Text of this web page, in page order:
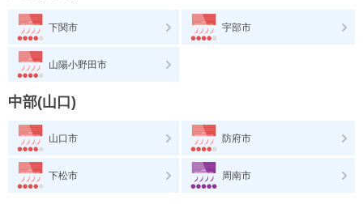
下関市 宇部市
山陽小野田市
中部(山口)
山口市 防府市
下松市 周南市